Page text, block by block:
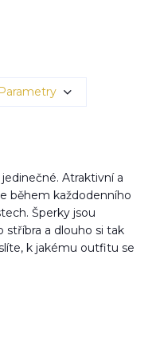
Parametry
Atraktivní a
během každodenního
Šperky jsou
stříbra a dlouho si tak
k jakému outfitu se